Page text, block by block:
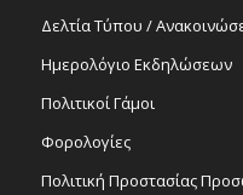
Δελτία Τύπου /
Ημερολόγιο Εκδηλώσεων
Πολιτικοί Γάμοι
Φορολογίες
Πολιτική Προστασίας